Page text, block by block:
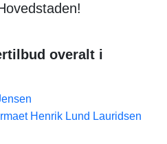
overalt i
Henrik Lund Lauridsen